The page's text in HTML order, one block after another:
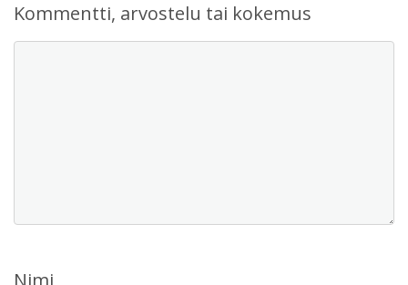
Kommentti, arvostelu tai kokemus
Nimi